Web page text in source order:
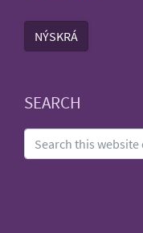
NÝSKRÁ
SEARCH